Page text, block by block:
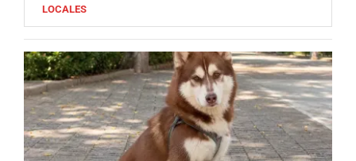
LOCALES